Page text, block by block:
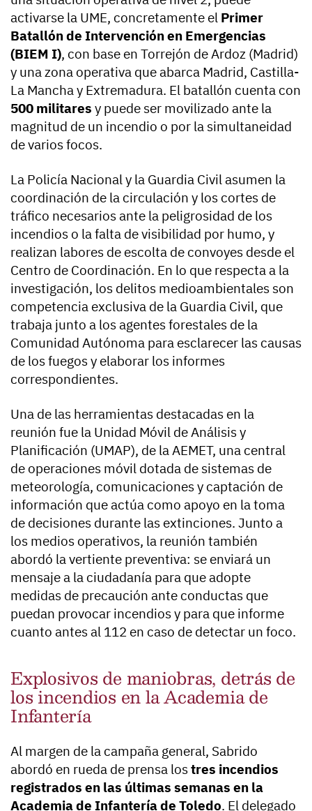
activarse la UME, concretamente el Primer
Batallón de Intervención en Emergencias
(BIEM I), con base en Torrejón de Ardoz (Madrid)
y una zona operativa que abarca Madrid, Castilla-
La Mancha y Extremadura. El batallón cuenta con
500 militares y puede ser movilizado ante la
magnitud de un incendio o por la simultaneidad
de varios focos.
La Policía Nacional y la Guardia Civil asumen la
coordinación de la circulación y los cortes de
tráfico necesarios ante la peligrosidad de los
incendios o la falta de visibilidad por humo, y
realizan labores de escolta de convoyes desde el
Centro de Coordinación. En lo que respecta a la
investigación, los delitos medioambientales son
competencia exclusiva de la Guardia Civil, que
trabaja junto a los agentes forestales de la
Comunidad Autónoma para esclarecer las causas
de los fuegos y elaborar los informes
correspondientes.
Una de las herramientas destacadas en la
reunión fue la Unidad Móvil de Análisis y
Planificación (UMAP), de la AEMET, una central
de operaciones móvil dotada de sistemas de
meteorología, comunicaciones y captación de
información que actúa como apoyo en la toma
de decisiones durante las extinciones. Junto a
los medios operativos, la reunión también
abordó la vertiente preventiva: se enviará un
mensaje a la ciudadanía para que adopte
medidas de precaución ante conductas que
puedan provocar incendios y para que informe
cuanto antes al 112 en caso de detectar un foco.
Explosivos de maniobras, detrás de
los incendios en la Academia de
Infantería
Al margen de la campaña general, Sabrido
abordó en rueda de prensa lostres incendios
registrados en las últimas semanas en la
Academia de Infantería de Toledo. El delegado